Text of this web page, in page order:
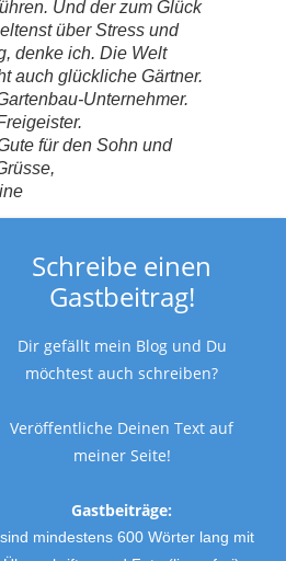
Und der zum Glück
über Stress und
denke ich. Die Welt
auch glückliche Gärtner.
Unternehmer.
für den Sohn und
Reply
at 6:41 p.m.
vielen Dank für
Ds stimmt, viele
nach Rom. Es ist
als Mutter und Vater, das
dafür zu haben. LG
Reply
WILDE
Schreibe einen
Gastbeitrag!
Dir gefällt mein Blog und Du
möchtest auch schreiben?
Veröffentliche Deinen Text auf
meiner Seite!
Gastbeiträge:
mindestens 600 Wörter lang mit